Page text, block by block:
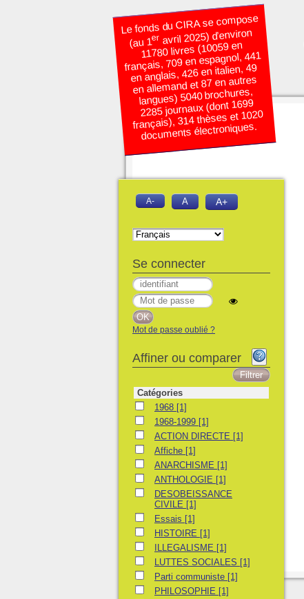
Le fonds du CIRA se compose
(au 1eravril 2025) d’environ
11780 livres (10059 en
français, 709 en espagnol, 441
en anglais, 426 en italien, 49
en allemand et 87 en autres
langues) 5040 brochures,
2285 journaux (dont 1699
français), 314 thèses et 1020
documents électroniques.
A- A A+
Se connecter
Mot de passe oublié ?
Affiner ou comparer
Catégories
1968 1968 [1]
1968-19991968-1999 [1]
ACTION DIRECTE
ACTION DIRECTE [1]
AfficheAffiche [1]
ANARCHISME
ANARCHISME [1]
ANTHOLOGIE
ANTHOLOGIE [1]
DESOBEISSANCE CIVILE
DESOBEISSANCE
CIVILE [1]
EssaisEssais [1]
HISTOIRE
HISTOIRE [1]
ILLEGALISME
ILLEGALISME [1]
LUTTES SOCIALES
LUTTES SOCIALES [1]
Parti communiste
Parti communiste [1]
PHILOSOPHIE
PHILOSOPHIE [1]